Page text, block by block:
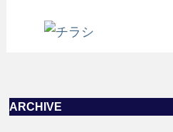
ARCHIVE